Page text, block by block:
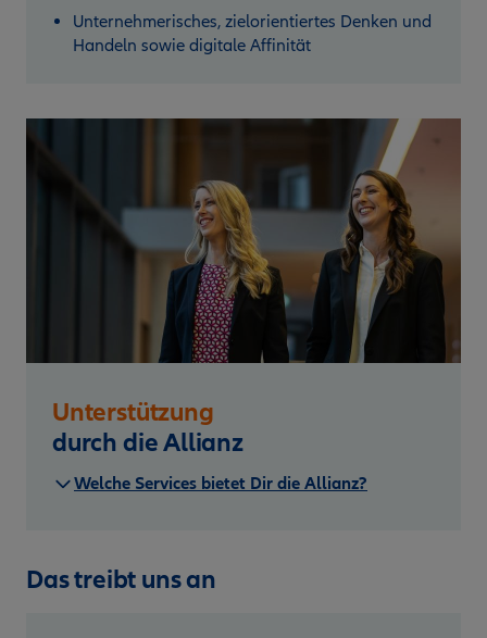
Unternehmerisches, zielorientiertes Denken und
Handeln sowie digitale Affinität
Unterstützung
durch die Allianz
Welche Services bietet Dir die Allianz?
Das treibt uns an